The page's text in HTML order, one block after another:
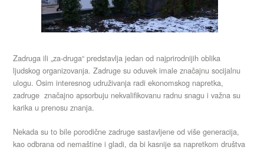
Zadruga ili „za-druga“ predstavlja jedan od najprirodnijih oblika
ljudskog organizovanja. Zadruge su oduvek imale značajnu socijalnu
ulogu. Osim interesnog udruživanja radi ekonomskog napretka,
zadruge značajno apsorbuju nekvalifikovanu radnu snagu i važna su
karika u prenosu znanja.
Nekada su to bile porodične zadruge sastavljene od više generacija,
kao odbrana od nemaštine i gladi, da bi kasnije sa napretkom društva